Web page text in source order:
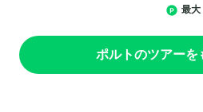
最
ポルトのツアーを